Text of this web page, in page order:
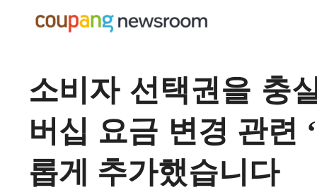
소비자 선택권을 충
버십 요금 변경 관련
롭게 추가했습니다